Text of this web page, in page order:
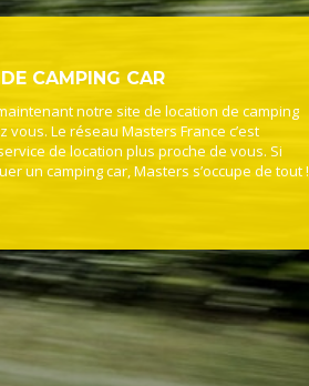
CAMPING CAR
notre site de location de camping
vous. Le réseau Masters France c’est
de location plus proche de vous. Si
un camping car, Masters s’occupe de tout !